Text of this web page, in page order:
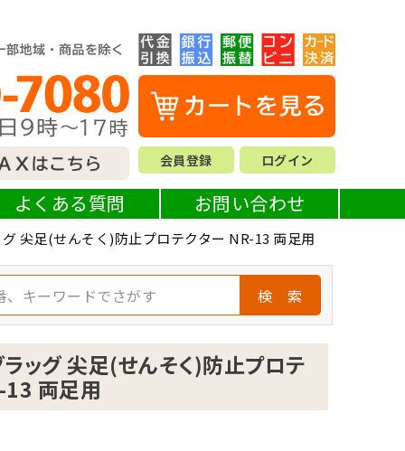
会員登録 ログイン
よくある質問 お問い合わせ
尖足(せんそく)防止プロテクター NR-13 両足用
検 索
ッグ 尖足(せんそく)防止プロテ
13 両足用